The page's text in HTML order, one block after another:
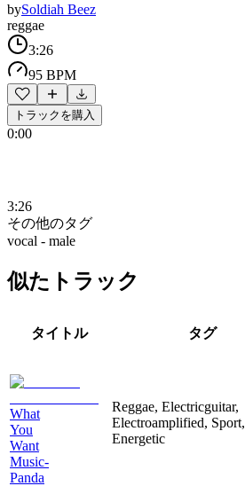
bySoldiah Beez
reggae
3:26
95 BPM
トラックを購入
0:00
3:26
その他のタグ
vocal - male
似たトラック
タイトル タグ
What
You
Want
Music-
Panda
Reggae, Electricguitar,
Electroamplified, Sport,
Energetic